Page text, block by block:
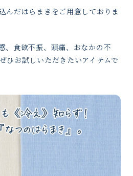
んだはらまきをご用意しておりま
、食欲不振、頭痛、おなかの不
ひお試しいただきたいアイテムで